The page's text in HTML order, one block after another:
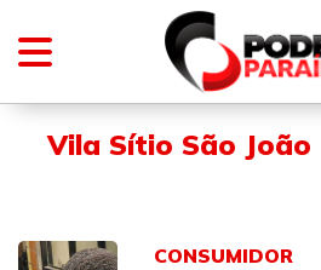
Vila Sítio São João
CONSUMIDOR